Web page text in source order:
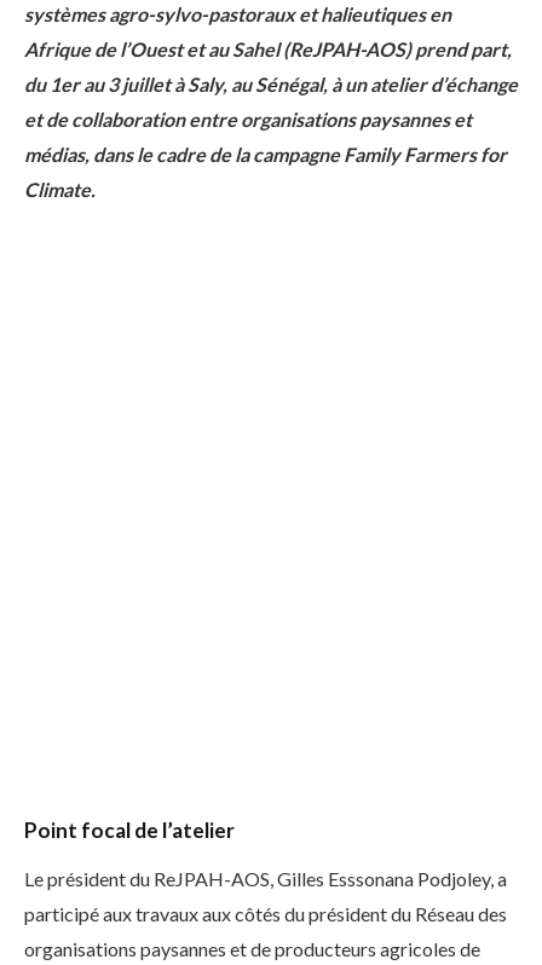
systèmes agro-sylvo-pastoraux et halieutiques en
Afrique de l’Ouest et au Sahel (ReJPAH-AOS) prend part,
du 1er au 3 juillet à Saly, au Sénégal, à un atelier d’échange
et de collaboration entre organisations paysannes et
médias, dans le cadre de la campagne Family Farmers for
Climate.
Point focal de l’atelier
Le président du ReJPAH-AOS, Gilles Esssonana Podjoley, a
participé aux travaux aux côtés du président du Réseau des
organisations paysannes et de producteurs agricoles de